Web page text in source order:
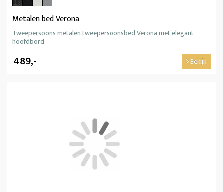
Metalen bed Verona
Tweepersoons metalen tweepersoonsbed Verona met elegant
hoofdbord
489,- Bekijk